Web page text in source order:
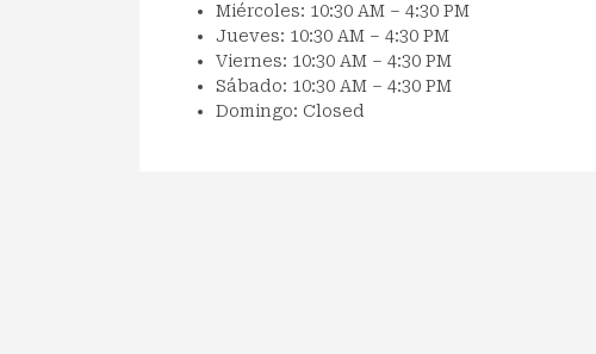
Miércoles: 10:30 AM – 4:30 PM
Jueves: 10:30 AM – 4:30 PM
Viernes: 10:30 AM – 4:30 PM
Sábado: 10:30 AM – 4:30 PM
Domingo: Closed